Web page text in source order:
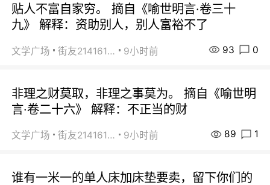
贴人不富自家穷。 摘自《喻世明言·卷三十
九》 解释：资助别人，别人富裕不了
文学广场 街友21416156 9小时前 93 0
非理之财莫取，非理之事莫为。 摘自《喻世明
言·卷二十六》 解释：不正当的财
文学广场 街友21416156 9小时前 89 1
谁有一米一的单人床加床垫要卖，留下你们的